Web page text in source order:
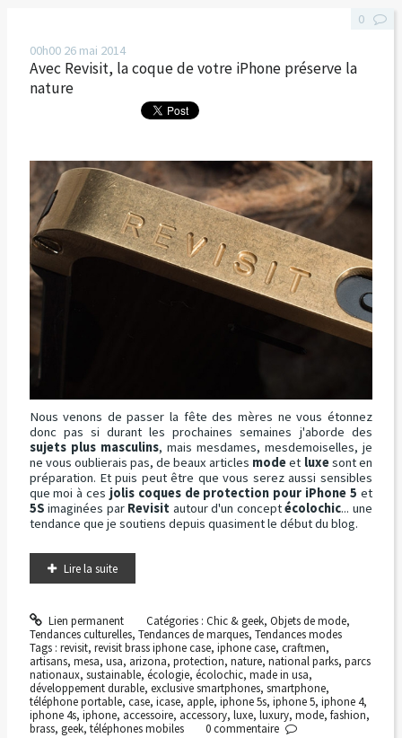
00h00 26 mai 2014
Avec Revisit, la coque de votre iPhone préserve la
nature
Nous venons de passer la fête des mères ne vous étonnez
donc pas si durant les prochaines semaines j'aborde des
sujets plus masculins, mais mesdames, mesdemoiselles, je
ne vous oublierais pas, de beaux articles modeet luxesont en
préparation. Et puis peut être que vous serez aussi sensibles
que moi à ces jolis coques de protection pour iPhone 5 et
5S imaginées par Revisit autour d'un conceptécolochic... une
tendance que je soutiens depuis quasiment le début du blog.
Lire la suite
Lien permanent Catégories : Chic & geek, Objets de mode,
Tendances culturelles, Tendances de marques, Tendances modes
Tags : revisit, revisit brass iphone case, iphone case, craftmen,
artisans, mesa, usa, arizona, protection, nature, national parks, parcs
nationaux, sustainable, écologie, écolochic, made in usa,
développement durable, exclusive smartphones, smartphone,
téléphone portable, case, icase, apple, iphone 5s, iphone 5, iphone 4,
iphone 4s, iphone, accessoire, accessory, luxe, luxury, mode, fashion,
brass, geek, téléphones mobiles
0
0commentaire